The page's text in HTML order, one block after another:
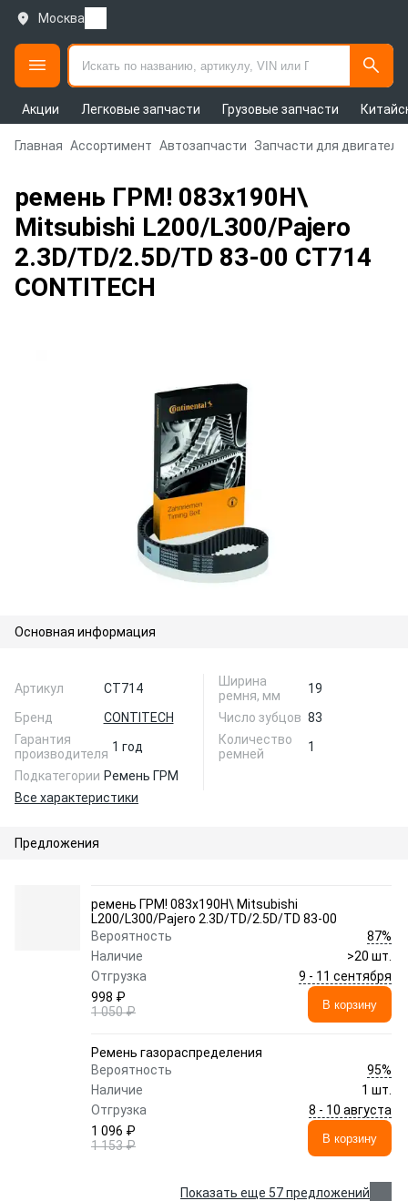
Москва
Акции Легковые запчасти Грузовые запчасти
Главная Ассортимент Автозапчасти Запчасти для двигателя
ремень ГРМ! 083x190H\
Mitsubishi L200/L300/Pajero
2.3D/TD/2.5D/TD 83-00 CT714
CONTITECH
Основная информация
Артикул
CT714
Бренд
CONTITECH
Гарантия
производителя 1 год
Подкатегории Ремень ГРМ
Ширина
ремня, мм
19
Число зубцов 83
Количество
ремней
1
Все характеристики
Предложения
ремень ГРМ! 083x190H\ Mitsubishi
L200/L300/Pajero 2.3D/TD/2.5D/TD 83-00
Вероятность
87%
Наличие
>20 шт.
Отгрузка
9 - 11 сентября
998 ₽
1 050 ₽
В корзину
Ремень газораспределения
Вероятность
95%
Наличие
1 шт.
Отгрузка
8 - 10 августа
1 096 ₽
1 153 ₽
В корзину
Показать еще 57 предложений